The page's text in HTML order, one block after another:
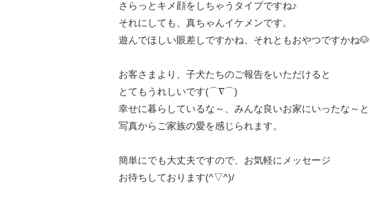
さらっとキメ顔をしちゃうタイプですね♪
それにしても、真ちゃんイケメンです。
遊んでほしい眼差しですかね、それともおやつですかね🐶
お客さまより、子犬たちのご報告をいただけると
とてもうれしいです(⌒∇⌒)
幸せに暮らしているな～、みんな良いお家にいったな～と
写真からご家族の愛を感じられます。
簡単にでも大丈夫ですので、お気軽にメッセージ
お待ちしております(^▽^)/